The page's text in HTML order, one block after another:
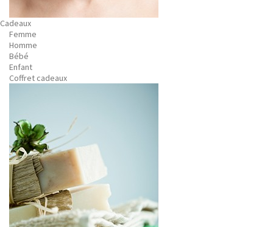
Cadeaux
Femme
Homme
Bébé
Enfant
Coffret cadeaux